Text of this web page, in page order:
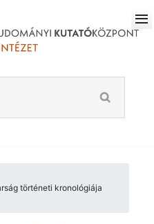
történeti kronológiája